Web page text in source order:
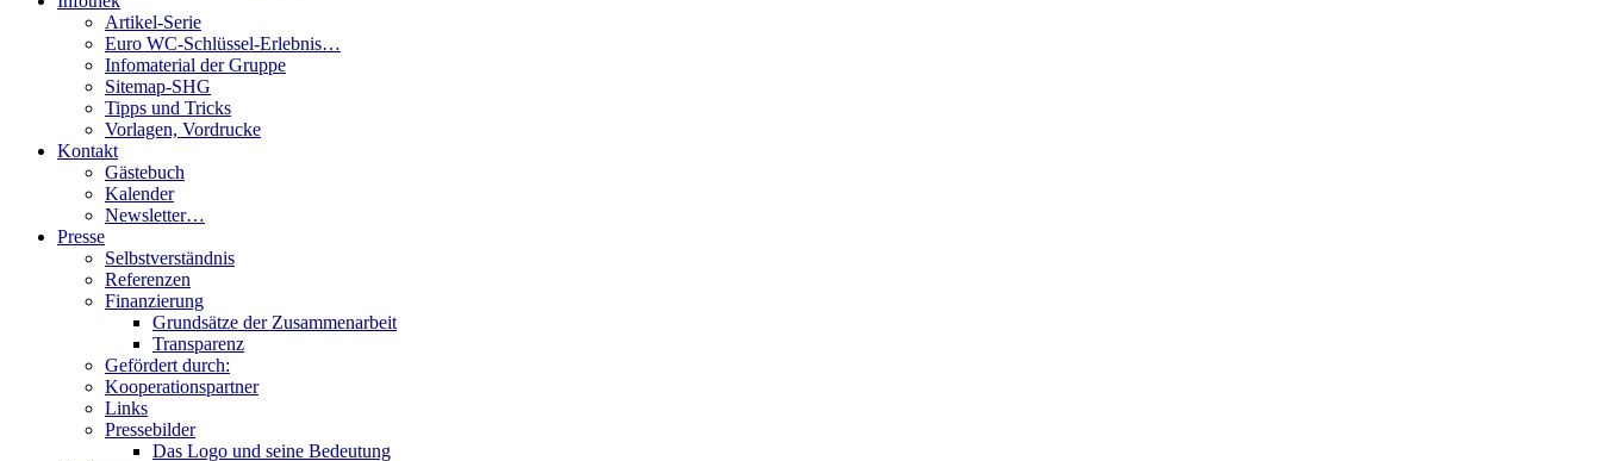
Artikel-Serie
Euro WC-Schlüssel-Erlebnis…
Infomaterial der Gruppe
Sitemap-SHG
Tipps und Tricks
Vorlagen, Vordrucke
Kontakt
Gästebuch
Kalender
Newsletter…
Presse
Selbstverständnis
Referenzen
Finanzierung
Grundsätze der Zusammenarbeit
Transparenz
Gefördert durch:
Kooperationspartner
Links
Pressebilder
Das Logo und seine Bedeutung